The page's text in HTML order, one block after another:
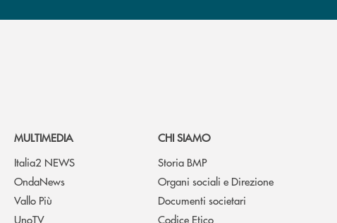
MULTIMEDIA
Italia2 NEWS
OndaNews
Vallo Più
UnoTV
CHI SIAMO
Storia BMP
Organi sociali e Direzione
Documenti societari
Codice Etico